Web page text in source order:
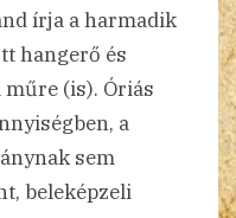
írja a harmadik
hangerő és
(is). Óriás
a
sem
beleképzeli